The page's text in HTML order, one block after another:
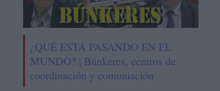
¿QUÉ ESTÁ PASANDO EN EL
MUNDO? | Búnkeres, centros de
coordinación y comuniación